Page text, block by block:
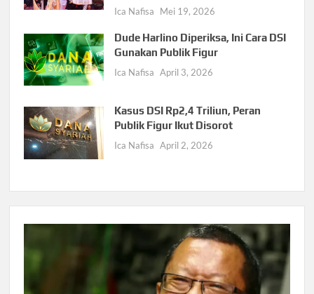
Ica Nafisa Mei 19, 2026
Dude Harlino Diperiksa, Ini Cara DSI
Gunakan Publik Figur
Ica Nafisa April 3, 2026
Kasus DSI Rp2,4 Triliun, Peran
Publik Figur Ikut Disorot
Ica Nafisa April 2, 2026